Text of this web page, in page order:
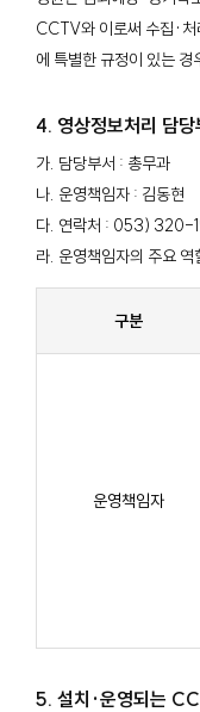
CCTV와 이로써 수집·처
에 특별한 규정이 있는
4. 영상정보처리 담당
가. 담당부서 : 총무과
나. 운영책임자 : 김동현
다. 연락처 : 053) 320-
라. 운영책임자의 주요 역
구분
운영책임자
5. 설치·운영되는